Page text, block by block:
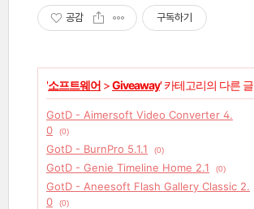
공감 구독하기
'소프트웨어 >Giveaway' 카테고리의 다른 글
GotD - Aimersoft Video Converter 4.
0
(0)
GotD - BurnPro 5.1.1
(0)
GotD - Genie Timeline Home 2.1
(0)
GotD - Aneesoft Flash Gallery Classic 2.
0
(0)